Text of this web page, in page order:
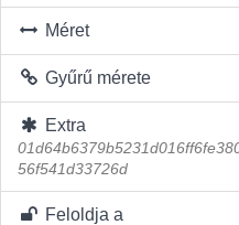
Méret
Gyűrű mérete
Extra
56f541d33726d
Feloldja a